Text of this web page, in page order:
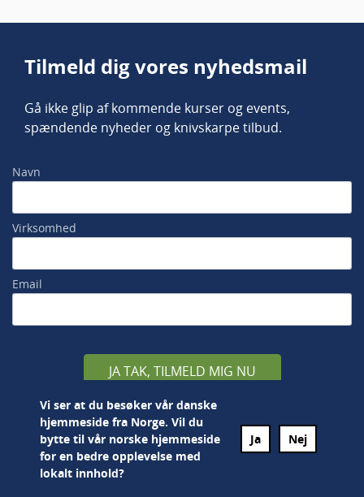
Tilmeld dig vores nyhedsmail
Gå ikke glip af kommende kurser og events,
spændende nyheder og knivskarpe tilbud.
Navn
Virksomhed
Email
JA TAK, TILMELD MIG NU
Vi ser at du besøker vår danske
hjemmeside fra Norge. Vil du
bytte til vår norske hjemmeside
for en bedre opplevelse med
lokalt innhold?
Ja Nej